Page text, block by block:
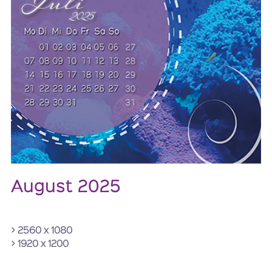
August 2025
> 2560 x 1080
> 1920 x 1200